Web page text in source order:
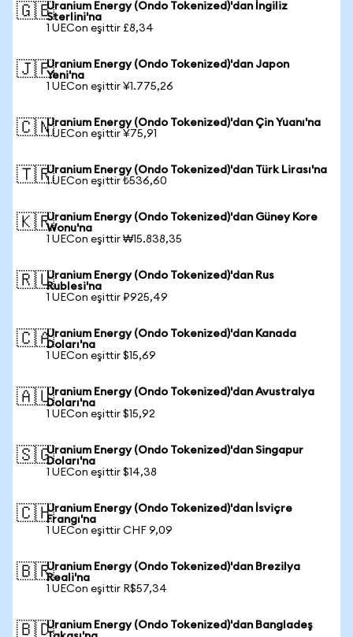
🇬🇧Uranium Energy (Ondo Tokenized)'dan İngiliz
Sterlini'na
1 UECon eşittir £8,34
🇯🇵Uranium Energy (Ondo Tokenized)'dan Japon
Yeni'na
1 UECon eşittir ¥1.775,26
🇨🇳Uranium Energy (Ondo Tokenized)'dan Çin Yuanı'na
1 UECon eşittir ¥75,91
🇹🇷Uranium Energy (Ondo Tokenized)'dan Türk Lirası'na
1 UECon eşittir ₺536,60
🇰🇷Uranium Energy (Ondo Tokenized)'dan Güney Kore
Wonu'na
1 UECon eşittir ₩15.838,35
🇷🇺Uranium Energy (Ondo Tokenized)'dan Rus
Rublesi'na
1 UECon eşittir ₽925,49
🇨🇦Uranium Energy (Ondo Tokenized)'dan Kanada
Doları'na
1 UECon eşittir $15,69
🇦🇺Uranium Energy (Ondo Tokenized)'dan Avustralya
Doları'na
1 UECon eşittir $15,92
🇸🇬Uranium Energy (Ondo Tokenized)'dan Singapur
Doları'na
1 UECon eşittir $14,38
🇨🇭Uranium Energy (Ondo Tokenized)'dan İsviçre
Frangı'na
1 UECon eşittir CHF 9,09
🇧🇷Uranium Energy (Ondo Tokenized)'dan Brezilya
Reali'na
1 UECon eşittir R$57,34
🇧🇩Uranium Energy (Ondo Tokenized)'dan Bangladeş